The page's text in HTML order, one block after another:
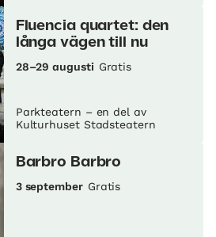
Fluencia quartet: den
långa vägen till nu
28–29 augusti Gratis
Parkteatern – en del av
Kulturhuset Stadsteatern
Barbro Barbro
3 september Gratis